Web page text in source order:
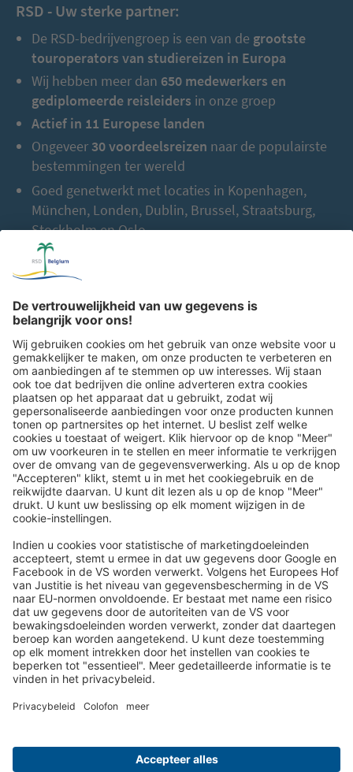
RSD - Uw sterke partner:
De RSD-bedrijvengroep is een van de grootste
touroperators van studiereizen in Europa
Wij hebben meer dan 650 medewerkers en
gediplomeerde reisleiders in onze groep
Actief in 11 Europese landen
Ongeveer 30 voordeelsreizen naar de populairste
bestemmingen ter wereld
Goed genetwerkt met locaties in Kopenhagen,
München, Londen, Dublin, Brussel, Straatsburg,
Stockholm en Oslo
Meer dan
Europa
Reispost per e-mail nieuwsbrief:
Wij sturen u in de toekomst graag onze mooiste reizen per e-
mail toe!
Schrijf je nu in!
Over ons Uw voordelen Contact
Colofon
Privacy- en Cookiebeleid
Cookie-instellingen